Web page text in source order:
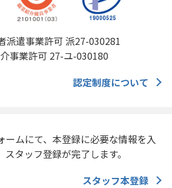
派遣事業許可 派27-030281
事業許可 27-ユ-030180
認定制度について
ームにて、本登録に必要な情報を入
タッフ登録が完了します。
スタッフ本登録